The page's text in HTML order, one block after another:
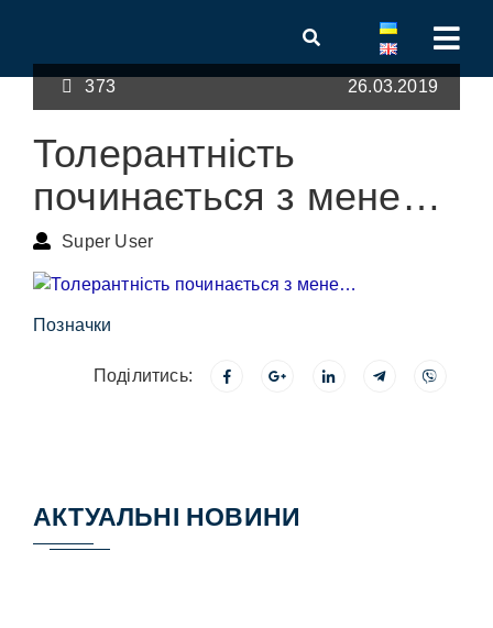
373 26.03.2019
Толерантність
починається з мене…
Super User
Позначки
Поділитись:
АКТУАЛЬНІ НОВИНИ